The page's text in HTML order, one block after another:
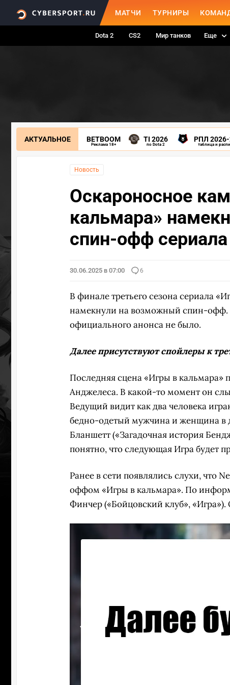
МАТЧИ ТУРНИРЫ
Dota 2 CS2 Мир танков Еще
АКТУАЛЬНОЕ BETBOOM
Реклама 18+
TI 2026
по Dota 2
РПЛ
таблица и
Новость
Оскароносное
кальмара»
спин-офф сериала
30.06.2025 в 07:00 6
В финале третьего сезона сериала
намекнули на возможный спин-
официального анонса не было.
Далее присутствуют спойлеры к
Последняя сцена «Игры в кальмара»
Анджелеса. В какой-то момент он
Ведущий видит как два человека
бедно-одетый мужчина и женщина в
Бланшетт («Загадочная история
понятно, что следующая Игра будет
Ранее в сети появлялись слухи, что
оффом «Игры в кальмара». По
Финчер («Бойцовский клуб»,